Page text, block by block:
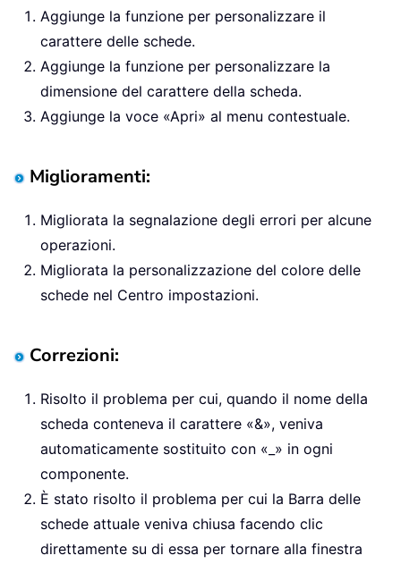
Aggiunge la funzione per personalizzare il
carattere delle schede.
Aggiunge la funzione per personalizzare la
dimensione del carattere della scheda.
Aggiunge la voce «Apri» al menu contestuale.
Miglioramenti:
Migliorata la segnalazione degli errori per alcune
operazioni.
Migliorata la personalizzazione del colore delle
schede nel Centro impostazioni.
Correzioni:
Risolto il problema per cui, quando il nome della
scheda conteneva il carattere «&», veniva
automaticamente sostituito con «_» in ogni
componente.
È stato risolto il problema per cui la Barra delle
schede attuale veniva chiusa facendo clic
direttamente su di essa per tornare alla finestra